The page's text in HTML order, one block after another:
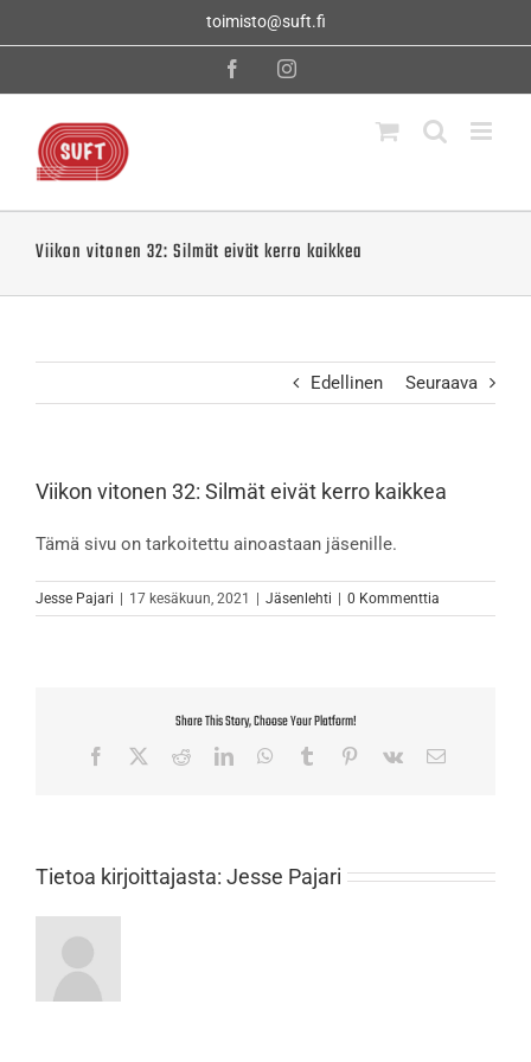
toimisto@suft.fi
FacebookInstagram
Viikon vitonen 32: Silmät eivät kerro kaikkea
Edellinen Seuraava
Viikon vitonen 32: Silmät eivät kerro kaikkea
Tämä sivu on tarkoitettu ainoastaan jäsenille.
Jesse Pajari | 17 kesäkuun, 2021 | Jäsenlehti | 0 Kommenttia
Share This Story, Choose Your Platform!
Facebook RedditLinkedInWhatsApp
Tumblr Pinterest
Vk Sähköposti
Tietoa kirjoittajasta: Jesse Pajari